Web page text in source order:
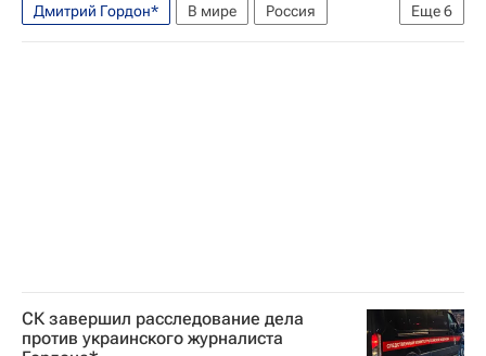
Еще6
Дмитрий Гордон* В мире
Россия
Украина
Донецкая Народная Республика
СК завершил расследование дела
против украинского журналиста